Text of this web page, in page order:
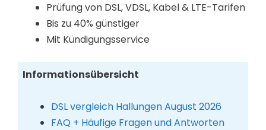
Prüfung von DSL, VDSL, Kabel & LTE-Tarifen
Bis zu 40% günstiger
Mit Kündigungsservice
Informationsübersicht
DSL vergleich Hallungen August 2026
FAQ + Häufige Fragen und Antworten